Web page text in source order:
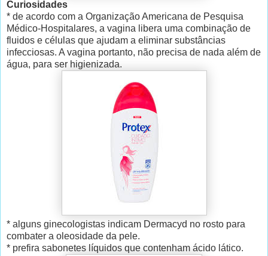
Curiosidades
* de acordo com a Organização Americana de Pesquisa
Médico-Hospitalares, a vagina libera uma combinação de
fluidos e células que ajudam a eliminar substâncias
infecciosas. A vagina portanto, não precisa de nada além de
água, para ser higienizada.
* alguns ginecologistas indicam Dermacyd no rosto para
combater a oleosidade da pele.
* prefira sabonetes líquidos que contenham ácido lático.